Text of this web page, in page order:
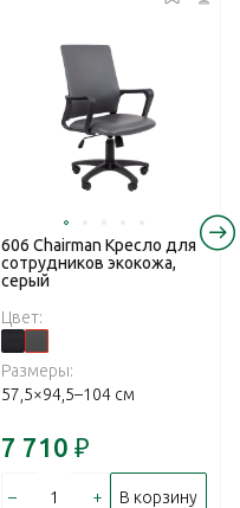
606 Chairman Кресло для
сотрудников экокожа,
серый
Цвет:
Размеры:
57,5×94,5–104 см
7 710 ₽
– + В корзину